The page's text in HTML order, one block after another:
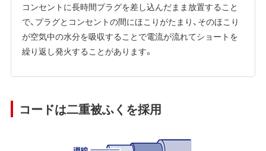
コンセントに長時間プラグを差し込んだまま放置すること
で、プラグとコンセントの間にほこりがたまり、そのほこり
が空気中の水分を吸収することで電流が流れてショートを
繰り返し発火することがあります。
コードは二重被ふくを採用